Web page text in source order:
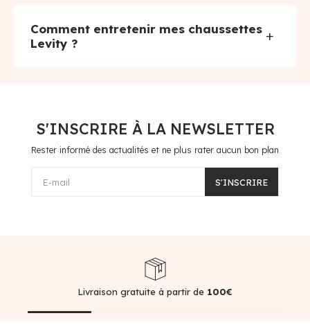
Comment entretenir mes chaussettes
Levity ?
+
S'INSCRIRE À LA NEWSLETTER
Rester informé des actualités et ne plus rater aucun bon plan
E-mail S'INSCRIRE
Livraison gratuite à partir de 100€